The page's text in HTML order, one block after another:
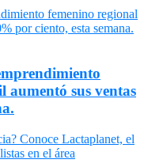
aumentó sus ventas